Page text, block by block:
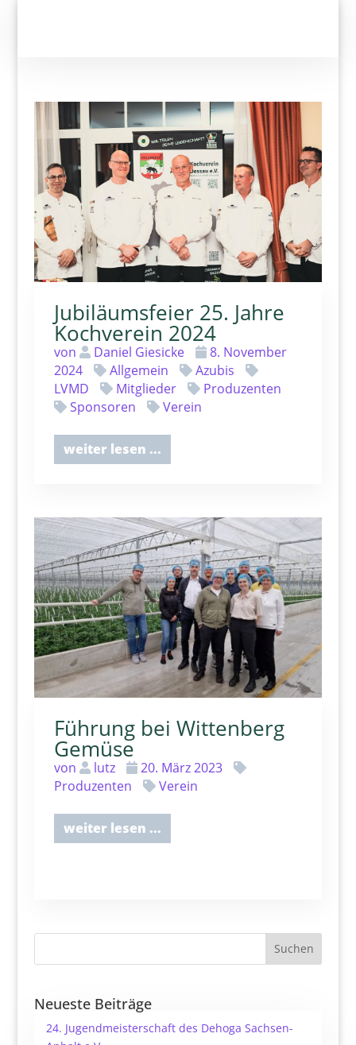
Jubiläumsfeier 25. Jahre
Kochverein 2024
von Daniel Giesicke
8. November
2024
Allgemein
Azubis
LVMD
Mitglieder
Produzenten
Sponsoren
Verein
weiter lesen ...
Führung bei Wittenberg
Gemüse
von lutz
20. März 2023
Produzenten
Verein
weiter lesen ...
Suchen
Neueste Beiträge
24. Jugendmeisterschaft des Dehoga Sachsen-